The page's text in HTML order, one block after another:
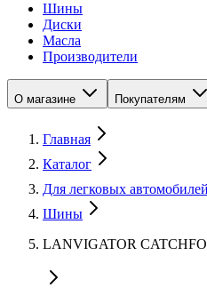
Шины
Диски
Масла
Производители
О магазине Покупателям
Главная
Каталог
Для легковых автомобилей
Шины
LANVIGATOR